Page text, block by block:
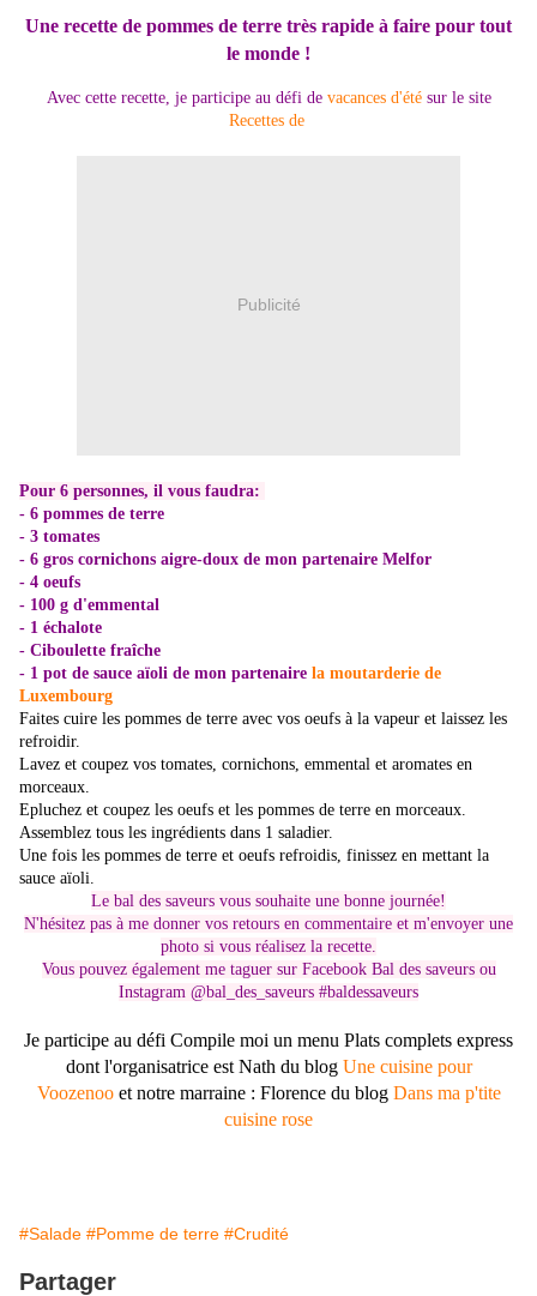
Une recette de pommes de terre très rapide à faire pour tout
le monde !
Avec cette recette, je participe au défi de vacances d'été sur le site
Recettes de
Publicité
Pour 6 personnes, il vous faudra:
- 6 pommes de terre
- 3 tomates
- 6 gros cornichons aigre-doux de mon partenaire Melfor
- 4 oeufs
- 100 g d'emmental
- 1 échalote
- Ciboulette fraîche
- 1 pot de sauce aïoli de mon partenaire la moutarderie de
Luxembourg
Faites cuire les pommes de terre avec vos oeufs à la vapeur et laissez les
refroidir.
Lavez et coupez vos tomates, cornichons, emmental et aromates en
morceaux.
Epluchez et coupez les oeufs et les pommes de terre en morceaux.
Assemblez tous les ingrédients dans 1 saladier.
Une fois les pommes de terre et oeufs refroidis, finissez en mettant la
sauce aïoli.
Le bal des saveurs vous souhaite une bonne journée!
N'hésitez pas à me donner vos retours en commentaire et m'envoyer une
photo si vous réalisez la recette.
Vous pouvez également me taguer sur Facebook Bal des saveurs ou
Instagram @bal_des_saveurs #baldessaveurs
Je participe au défi Compile moi un menu Plats complets express
dont l'organisatrice est Nath du blog Une cuisine pour
Voozenooet notre marraine : Florence du blog Dans ma p'tite
cuisine rose
#Salade #Pomme de terre #Crudité
Partager